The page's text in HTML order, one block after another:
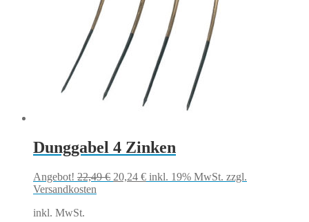
Dunggabel 4 Zinken
Angebot! 22,49€ Ursprünglicher
20,24 €Aktueller
inkl. 19% MwSt. zzgl.
Versandkosten
inkl. MwSt.